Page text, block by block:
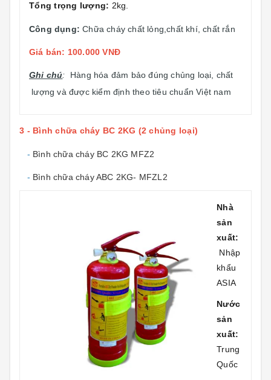
Tổng trọng lượng: 2kg.
Công dụng:Chữa cháy chất lỏng,chất khí, chất rắn
Giá bán: 100.000 VNĐ
Ghi chú: Hàng hóa đảm bảo đúng chủng loại, chất
lượng và được kiểm định theo tiêu chuẩn Việt nam
3 - Bình chữa cháy BC 2KG (2 chủng loại)
- Bình chữa cháy BC 2KG MFZ2
- Bình chữa cháy ABC 2KG- MFZL2
Nhà
sản
xuất:
Nhập
khẩu
ASIA
Nước
sản
xuất:
Trung
Quốc